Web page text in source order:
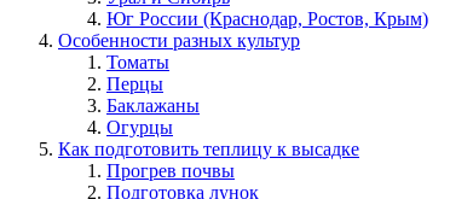
Юг России (Краснодар, Ростов, Крым)
Особенности разных культур
Томаты
Перцы
Баклажаны
Огурцы
Как подготовить теплицу к высадке
Прогрев почвы
Подготовка лунок